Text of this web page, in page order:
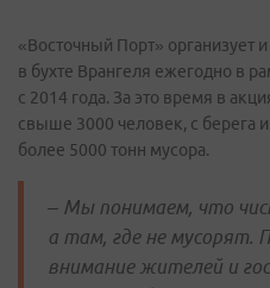
«Восточный Порт» организует
в бухте Врангеля ежегодно в
с 2014 года. За это время в
свыше 3000 человек, с берега
более 5000 тонн мусора.
– Мы понимаем, что
а там, где не мусорят.
внимание жителей и